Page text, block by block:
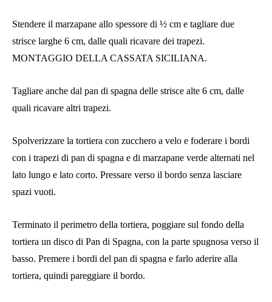
Stendere il marzapane allo spessore di ½ cm e tagliare due
strisce larghe 6 cm, dalle quali ricavare dei trapezi.
MONTAGGIO DELLA CASSATA SICILIANA.
Tagliare anche dal pan di spagna delle strisce alte 6 cm, dalle
quali ricavare altri trapezi.
Spolverizzare la tortiera con zucchero a velo e foderare i bordi
con i trapezi di pan di spagna e di marzapane verde alternati nel
lato lungo e lato corto. Pressare verso il bordo senza lasciare
spazi vuoti.
Terminato il perimetro della tortiera, poggiare sul fondo della
tortiera un disco di Pan di Spagna, con la parte spugnosa verso il
basso. Premere i bordi del pan di spagna e farlo aderire alla
tortiera, quindi pareggiare il bordo.